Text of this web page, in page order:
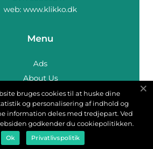
web: www.klikko.dk
Menu
Ads
About Us
Cookies
Contact
Sitemap
bruges cookies til at huske dine
og personalisering af indhold og
information deles med tredjepart. Ved
godkender du cookiepolitikken.
Ok Privatlivspolitik